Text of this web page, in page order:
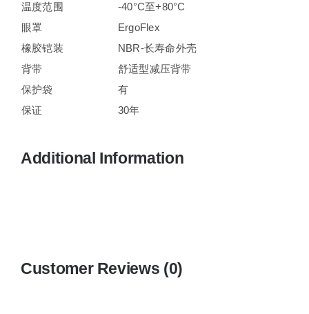
温度范围
-40°C至+80°C
眼罩
ErgoFlex
橡胶铠装
NBR-长寿命外壳
背带
舒适型减压背带
保护袋
有
保证
30年
Additional Information
Customer Reviews (0)